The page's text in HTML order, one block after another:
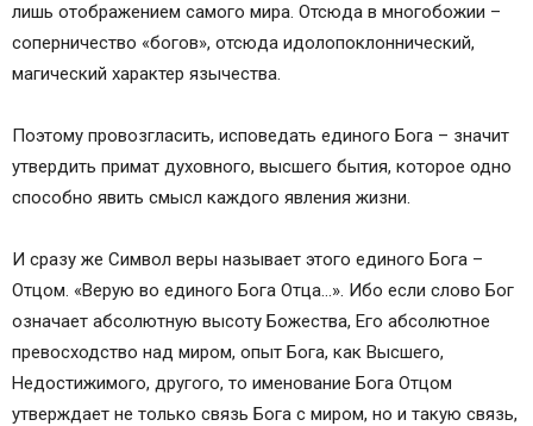
лишь отображением самого мира. Отсюда в многобожии –
соперничество «богов», отсюда идолопоклоннический,
магический характер язычества.
Поэтому провозгласить, исповедать единого Бога – значит
утвердить примат духовного, высшего бытия, которое одно
способно явить смысл каждого явления жизни.
И сразу же Символ веры называет этого единого Бога –
Отцом. «Верую во единого Бога Отца…». Ибо если слово Бог
означает абсолютную высоту Божества, Его абсолютное
превосходство над миром, опыт Бога, как Высшего,
Недостижимого, другого, то именование Бога Отцом
утверждает не только связь Бога с миром, но и такую связь,